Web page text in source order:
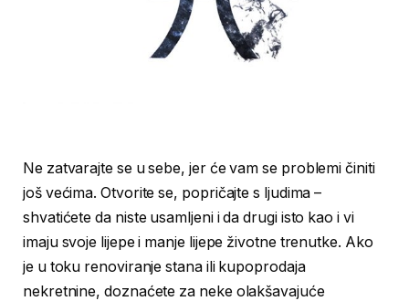
Ne zatvarajte se u sebe, jer će vam se problemi činiti
još većima. Otvorite se, popričajte s ljudima –
shvatićete da niste usamljeni i da drugi isto kao i vi
imaju svoje lijepe i manje lijepe životne trenutke. Ako
je u toku renoviranje stana ili kupoprodaja
nekretnine, doznaćete za neke olakšavajuće